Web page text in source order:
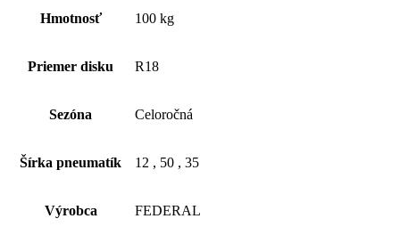
Hmotnosť 100 kg
Priemer disku R18
Sezóna Celoročná
Šírka pneumatík 12 , 50 , 35
Výrobca FEDERAL